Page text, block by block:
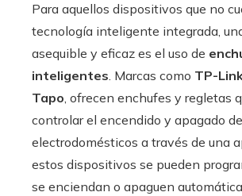
Para aquellos dispositivos que no
tecnología inteligente integrada,
asequible y eficaz es el uso de
inteligentes. Marcas como TP-
Tapo, ofrecen enchufes y regletas
controlar el encendido y apagado de
electrodomésticos a través de una
estos dispositivos se pueden
se enciendan o apaguen